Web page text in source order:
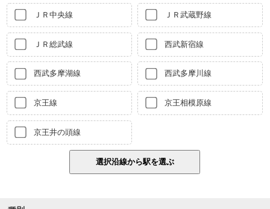
ＪＲ中央線 ＪＲ武蔵野線
ＪＲ総武線 西武新宿線
西武多摩湖線 西武多摩川線
京王線 京王相模原線
京王井の頭線